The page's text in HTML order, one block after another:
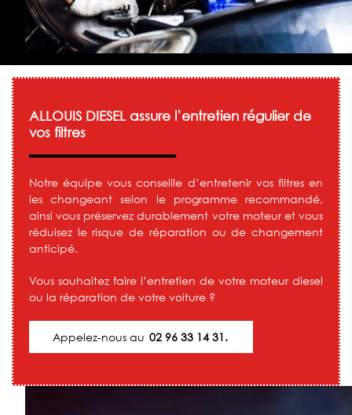
ALLOUIS DIESEL assure l’entretien régulier de
vos filtres
Notre équipe vous conseille d’entretenir vos filtres en
les changeant selon le programme recommandé,
ainsi vous préservez durablement votre moteur et vous
réduisez le risque de réparation ou de changement
anticipé.
Vous souhaitez faire l’entretien de votre moteur diesel
ou la réparation de votre voiture ?
Appelez-nous au 02 96 33 14 31.